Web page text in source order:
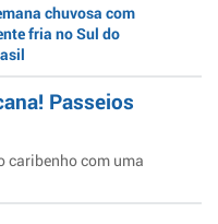
chuvosa com
fria no Sul do
Passeios
caribenho com uma